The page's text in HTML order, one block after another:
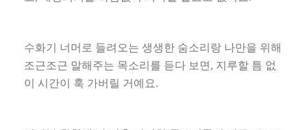
수화기 너머로 들려오는 생생한 숨소리랑 나만을 위해
조근조근 말해주는 목소리를 듣다 보면 , 지루할 틈 없
이 시간이 훅 가버릴 거예요.